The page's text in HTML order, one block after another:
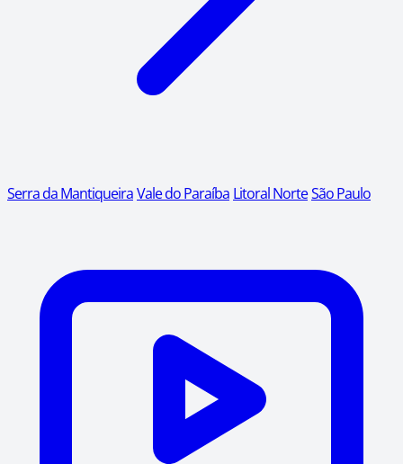
Serra da MantiqueiraVale do Paraíba Litoral NorteSão Paulo